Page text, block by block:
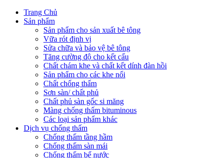
Trang Chủ
Sản phẩm
Sản phẩm cho sản xuất bê tông
Vữa rót định vị
Sửa chữa và bảo vệ bê tông
Tăng cường độ cho kết cấu
Chất chám khe và chất kết dính đàn hồi
Sản phẩm cho các khe nối
Chất chống thấm
Sơn sàn/ chất phủ
Chất phủ sàn gốc si măng
Màng chống thấm bituminous
Các loại sản phẩm khác
Dịch vụ chống thấm
Chống thấm tầng hầm
Chống thấm sàn mái
Chống thấm bể nước